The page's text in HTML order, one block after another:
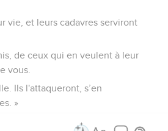
vie, et leurs cadavres serviront
de ceux qui en veulent à leur
vous.
Ils l'attaqueront, s’en
»